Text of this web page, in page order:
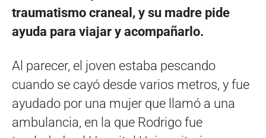
traumatismo craneal, y su madre pide
ayuda para viajar y acompañarlo.
Al parecer, el joven estaba pescando
cuando se cayó desde varios metros, y fue
ayudado por una mujer que llamó a una
ambulancia, en la que Rodrigo fue